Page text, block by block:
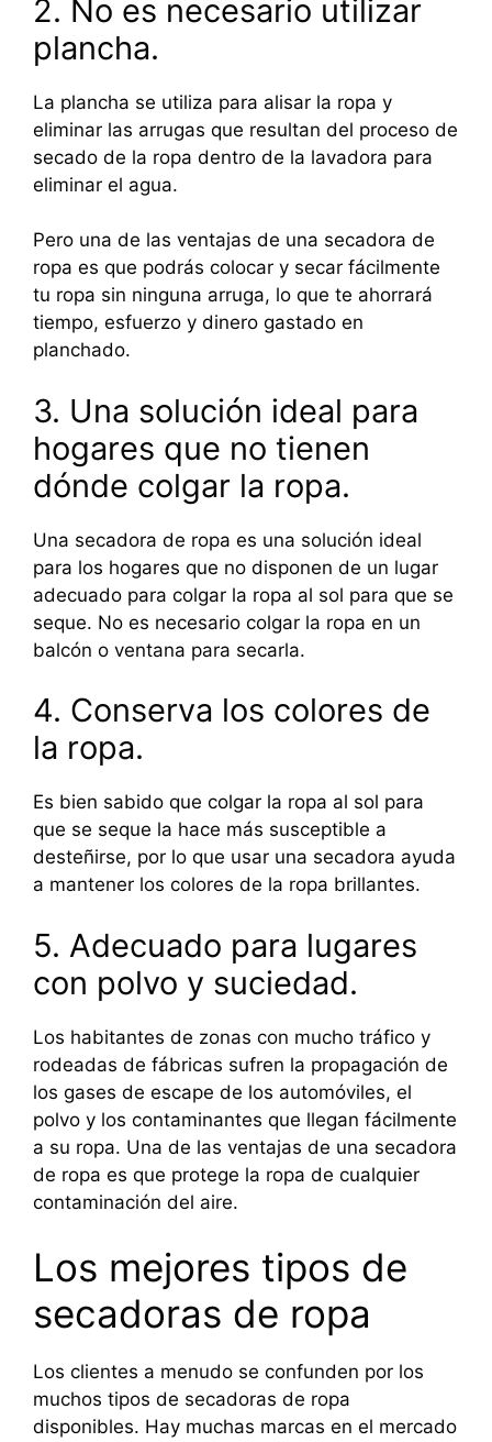
2. No es necesario utilizar
plancha.
La plancha se utiliza para alisar la ropa y
eliminar las arrugas que resultan del proceso de
secado de la ropa dentro de la lavadora para
eliminar el agua.
Pero una de las ventajas de una secadora de
ropa es que podrás colocar y secar fácilmente
tu ropa sin ninguna arruga, lo que te ahorrará
tiempo, esfuerzo y dinero gastado en
planchado.
3. Una solución ideal para
hogares que no tienen
dónde colgar la ropa.
Una secadora de ropa es una solución ideal
para los hogares que no disponen de un lugar
adecuado para colgar la ropa al sol para que se
seque. No es necesario colgar la ropa en un
balcón o ventana para secarla.
4. Conserva los colores de
la ropa.
Es bien sabido que colgar la ropa al sol para
que se seque la hace más susceptible a
desteñirse, por lo que usar una secadora ayuda
a mantener los colores de la ropa brillantes.
5. Adecuado para lugares
con polvo y suciedad.
Los habitantes de zonas con mucho tráfico y
rodeadas de fábricas sufren la propagación de
los gases de escape de los automóviles, el
polvo y los contaminantes que llegan fácilmente
a su ropa. Una de las ventajas de una secadora
de ropa es que protege la ropa de cualquier
contaminación del aire.
Los mejores tipos de
secadoras de ropa
Los clientes a menudo se confunden por los
muchos tipos de secadoras de ropa
disponibles. Hay muchas marcas en el mercado